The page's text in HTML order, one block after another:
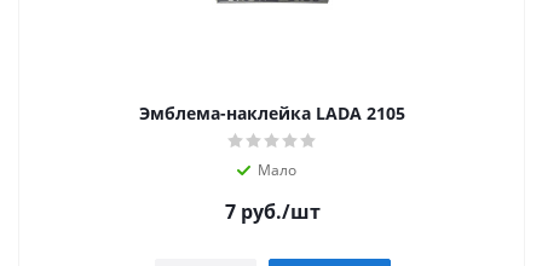
Эмблема-наклейка LADA 2105
Мало
7руб./шт